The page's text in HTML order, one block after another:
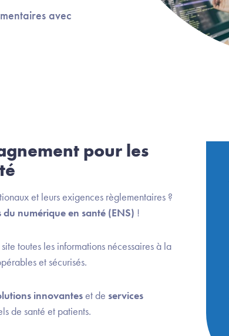
avec
pour les
et leurs exigences règlementaires ?
numérique en santé (ENS) !
toutes les informations nécessaires à la
et sécurisés.
innovanteset de services
de santé et patients.